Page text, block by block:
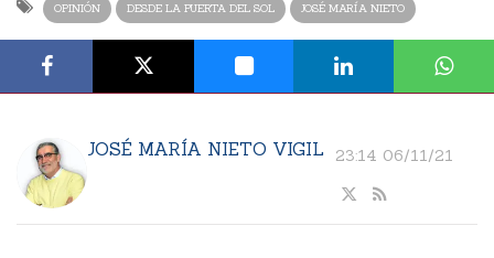
OPINIÓN DESDE LA PUERTA DEL SOL JOSÉ MARÍA NIETO
JOSÉ MARÍA NIETO VIGIL 23:14 06/11/21